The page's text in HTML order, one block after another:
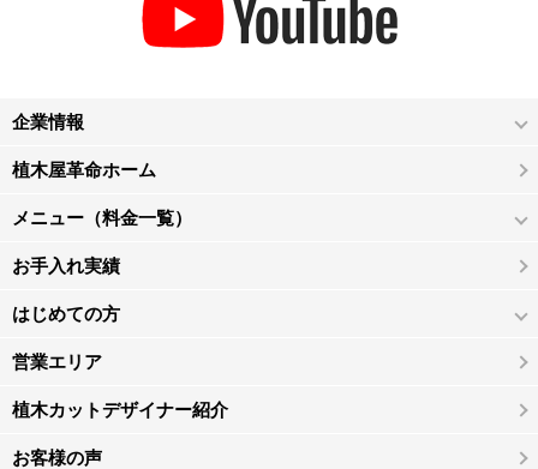
企業情報
植木屋革命ホーム
メニュー（料金一覧）
お手入れ実績
はじめての方
営業エリア
植木カットデザイナー紹介
お客様の声